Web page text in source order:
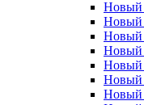
Новый
Новый
Новый
Новый
Новый
Новый
Новый